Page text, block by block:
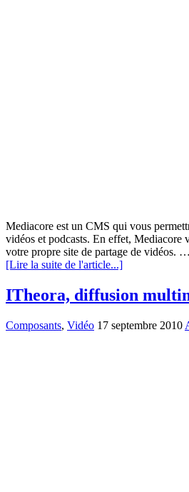
Mediacore est un CMS qui vous
vidéos et podcasts. En effet, Mediacore
votre propre site de partage de vidéos. …
[Lire la suite de l'article...]
ITheora, diffusion
Composants, Vidéo 17 septembre 2010